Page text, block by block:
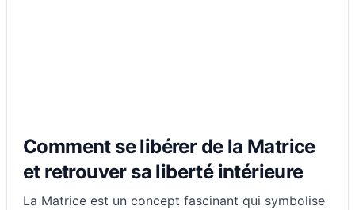
Comment se libérer de la Matrice
et retrouver sa liberté intérieure
La Matrice est un concept fascinant qui symbolise